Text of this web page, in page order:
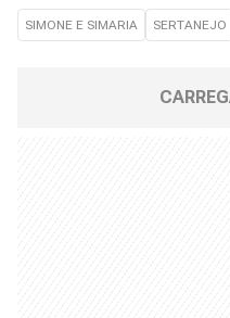
SIMONE E SIMARIA SERTANEJO